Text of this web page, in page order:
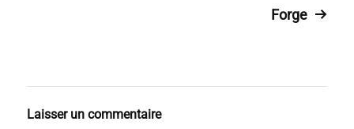
Forge
Laisser un commentaire